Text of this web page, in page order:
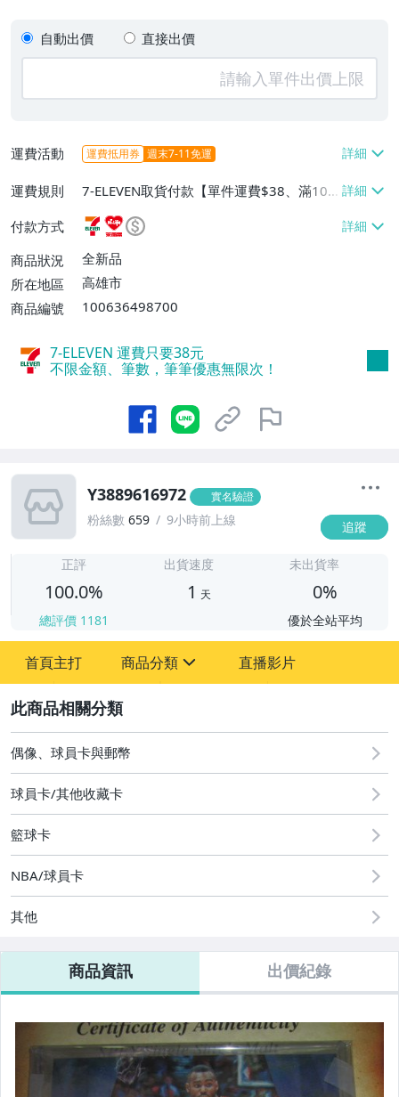
自動出價 直接出價
運費活動 運費抵用券 週末7-11免運
運費規則
7-ELEVEN取貨付款【單件運費$38、滿100
件或消費滿$1000000免運費】、7-ELEVEN
取貨不付款【單件運費$38】、萊爾富取貨
付款【單件運費$60、滿50件或消費滿$30
0000免運費】、郵局掛號【單件運費$50、
付款方式
商品狀況
全新品
所在地區
高雄市
商品編號
100636498700
7-ELEVEN 運費只要38元
不限金額、筆數，筆筆優惠無限次！
Y3889616972 實名驗證
粉絲數 659 9小時前上線 追蹤
正評
100.0%
總評價 1181
出貨速度
1 天
未出貨率
0%
優於全站平均
首頁主打 商品分類
偶像、球員卡與郵幣
直播影片
偶像、球員卡與郵幣
球員卡/其他收藏卡
籃球卡
NBA/球員卡
其他
商品資訊 出價紀錄